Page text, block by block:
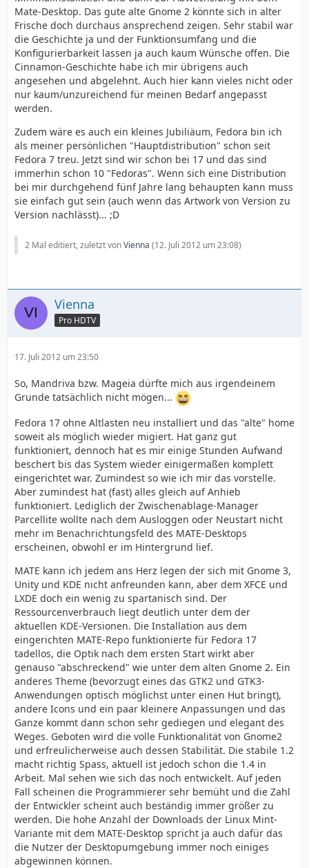
Mate-Desktop. Das gute alte Gnome 2 könnte sich in alter
Frische doch durchaus ansprechend zeigen. Sehr stabil war
die Geschichte ja und der Funktionsumfang und die
Konfigurierbarkeit lassen ja auch kaum Wünsche offen. Die
Cinnamon-Geschichte habe ich mir übrigens auch
angesehen und abgelehnt. Auch hier kann vieles nicht oder
nur kaum/unzureichend für meinen Bedarf angepasst
werden.
Zudem wäre es auch ein kleines Jubiliäum, Fedora bin ich
als meiner persönlichen "Hauptdistribution" schon seit
Fedora 7 treu. Jetzt sind wir schon bei 17 und das sind
immerhin schon 10 "Fedoras". Wenn sich eine Distribution
bei mir durchgehend fünf Jahre lang behaupten kann muss
sie einfach gut sein (auch wenn das Artwork von Version zu
Version nachlässt)... ;D
2 Mal editiert, zuletzt vonVienna (12. Juli 2012 um 23:08)
Vienna
Pro HDTV
17. Juli 2012 um 23:50
So, Mandriva bzw. Mageia dürfte mich aus irgendeinem
Grunde tatsächlich nicht mögen...
Fedora 17 ohne Altlasten neu installiert und das "alte" home
soweit als möglich wieder migiert. Hat ganz gut
funktioniert, dennoch hat es mir einige Stunden Aufwand
beschert bis das System wieder einigermaßen komplett
eingerichtet war. Zumindest so wie ich mir das vorstelle.
Aber zumindest hat (fast) alles gleich auf Anhieb
funktioniert. Lediglich der Zwischenablage-Manager
Parcellite wollte nach dem Ausloggen oder Neustart nicht
mehr im Benachrichtungsfeld des MATE-Desktops
erscheinen, obwohl er im Hintergrund lief.
MATE kann ich jedem ans Herz legen der sich mit Gnome 3,
Unity und KDE nicht anfreunden kann, aber dem XFCE und
LXDE doch ein wenig zu spartanisch sind. Der
Ressourcenverbrauch liegt deutlich unter dem der
aktuellen KDE-Versionen. Die Installation aus dem
eingerichten MATE-Repo funktionierte für Fedora 17
tadellos, die Optik nach dem ersten Start wirkt aber
genauso "abschreckend" wie unter dem alten Gnome 2. Ein
anderes Theme (bevorzugt eines das GTK2 und GTK3-
Anwendungen optisch möglichst unter einen Hut bringt),
andere Icons und ein paar kleinere Anpassungen und das
Ganze kommt dann schon sehr gediegen und elegant des
Weges. Geboten wird die volle Funktionalität von Gnome2
und erfreulicherweise auch dessen Stabilität. Die stabile 1.2
macht richtig Spass, aktuell ist jedoch schon die 1.4 in
Arbeit. Mal sehen wie sich das noch entwickelt. Auf jeden
Fall scheinen die Programmierer sehr bemüht und die Zahl
der Entwickler scheint auch beständig immer größer zu
werden. Die hohe Anzahl der Downloads der Linux Mint-
Variante mit dem MATE-Desktop spricht ja auch dafür das
die Nutzer der Desktopumgebung immer noch einiges
abgewinnen können.